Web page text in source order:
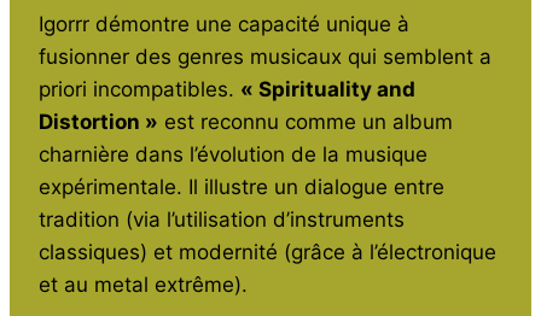
Igorrr démontre une capacité unique à
fusionner des genres musicaux qui semblent a
priori incompatibles. « Spirituality and
Distortion » est reconnu comme un album
charnière dans l’évolution de la musique
expérimentale. Il illustre un dialogue entre
tradition (via l’utilisation d’instruments
classiques) et modernité (grâce à l’électronique
et au metal extrême).